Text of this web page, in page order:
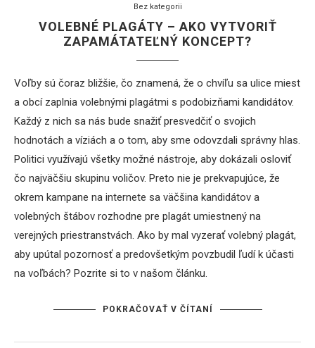
Bez kategorii
VOLEBNÉ PLAGÁTY – AKO VYTVORIŤ
ZAPAMÁTATEĽNÝ KONCEPT?
Voľby sú čoraz bližšie, čo znamená, že o chvíľu sa ulice miest
a obcí zaplnia volebnými plagátmi s podobizňami kandidátov.
Každý z nich sa nás bude snažiť presvedčiť o svojich
hodnotách a víziách a o tom, aby sme odovzdali správny hlas.
Politici využívajú všetky možné nástroje, aby dokázali osloviť
čo najväčšiu skupinu voličov. Preto nie je prekvapujúce, že
okrem kampane na internete sa väčšina kandidátov a
volebných štábov rozhodne pre plagát umiestnený na
verejných priestranstvách. Ako by mal vyzerať volebný plagát,
aby upútal pozornosť a predovšetkým povzbudil ľudí k účasti
na voľbách? Pozrite si to v našom článku.
POKRAČOVAŤ V ČÍTANÍ